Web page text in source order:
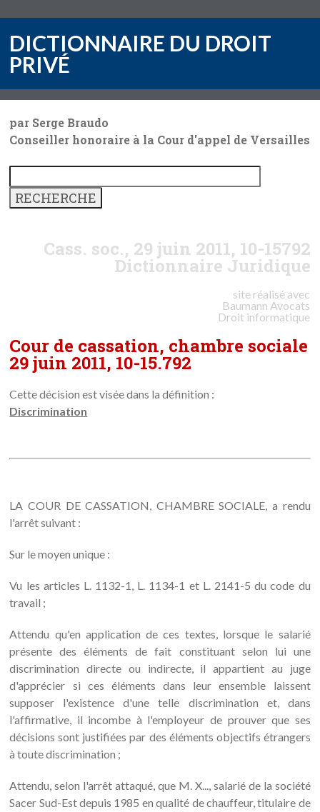
DICTIONNAIRE DU DROIT
PRIVÉ
par Serge Braudo
Conseiller honoraire à la Cour d'appel de Versailles
Cass. soc., 29 juin 2011, 10-15792
Dictionnaire Juridique
site réalisé avec
Baumann Avocats
Droit informatique
Cour de cassation, chambre sociale
29 juin 2011, 10-15.792
Cette décision est visée dans la définition :
Discrimination
LA COUR DE CASSATION, CHAMBRE SOCIALE, a rendu
l'arrêt suivant :
Sur le moyen unique :
Vu les articles L. 1132-1, L. 1134-1 et L. 2141-5 du code du
travail ;
Attendu qu'en application de ces textes, lorsque le salarié
présente des éléments de fait constituant selon lui une
discrimination directe ou indirecte, il appartient au juge
d'apprécier si ces éléments dans leur ensemble laissent
supposer l'existence d'une telle discrimination et, dans
l'affirmative, il incombe à l'employeur de prouver que ses
décisions sont justifiées par des éléments objectifs étrangers
à toute discrimination ;
Attendu, selon l'arrêt attaqué, que M. X..., salarié de la société
Sacer Sud-Est depuis 1985 en qualité de chauffeur, titulaire de